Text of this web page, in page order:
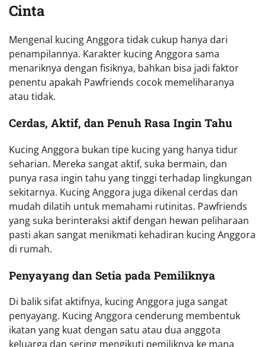
Cinta
Mengenal kucing Anggora tidak cukup hanya dari
penampilannya. Karakter kucing Anggora sama
menariknya dengan fisiknya, bahkan bisa jadi faktor
penentu apakah Pawfriends cocok memeliharanya
atau tidak.
Cerdas, Aktif, dan Penuh Rasa Ingin Tahu
Kucing Anggora bukan tipe kucing yang hanya tidur
seharian. Mereka sangat aktif, suka bermain, dan
punya rasa ingin tahu yang tinggi terhadap lingkungan
sekitarnya. Kucing Anggora juga dikenal cerdas dan
mudah dilatih untuk memahami rutinitas. Pawfriends
yang suka berinteraksi aktif dengan hewan peliharaan
pasti akan sangat menikmati kehadiran kucing Anggora
di rumah.
Penyayang dan Setia pada Pemiliknya
Di balik sifat aktifnya, kucing Anggora juga sangat
penyayang. Kucing Anggora cenderung membentuk
ikatan yang kuat dengan satu atau dua anggota
keluarga dan sering mengikuti pemiliknya ke mana